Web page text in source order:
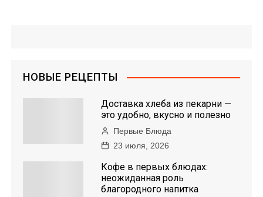
НОВЫЕ РЕЦЕПТЫ
Доставка хлеба из пекарни —
это удобно, вкусно и полезно
Первые Блюда
23 июля, 2026
Кофе в первых блюдах:
неожиданная роль
благородного напитка